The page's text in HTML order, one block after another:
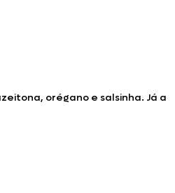
orégano e salsinha. Já a